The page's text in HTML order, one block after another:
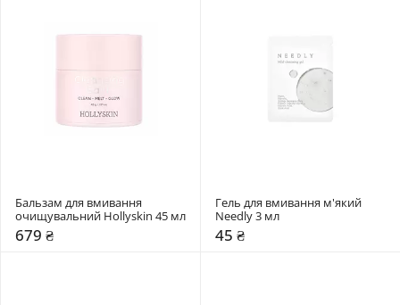
Бальзам для вмивання
очищувальний Hollyskin 45 мл
679 ₴
Гель для вмивання м'який
Needly 3 мл
45 ₴